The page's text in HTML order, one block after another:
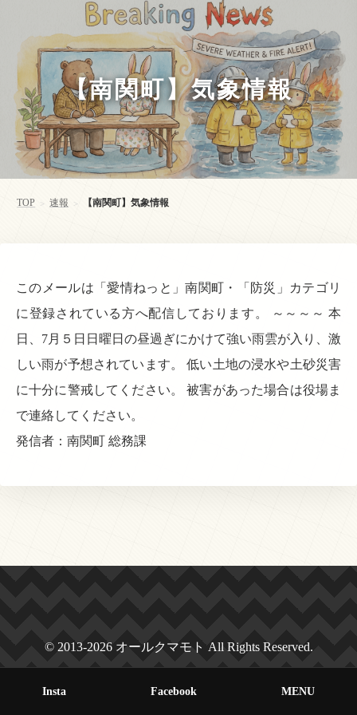
【南関町】気象情報
TOP > 速報 > 【南関町】気象情報
このメールは「愛情ねっと」南関町・「防災」カテゴリ
に登録されている方へ配信しております。 ～～～～ 本
日、7月５日日曜日の昼過ぎにかけて強い雨雲が入り、激
しい雨が予想されています。 低い土地の浸水や土砂災害
に十分に警戒してください。 被害があった場合は役場ま
で連絡してください。
発信者：南関町 総務課
© 2013-2026 オールクマモト All Rights Reserved.
Insta Facebook MENU